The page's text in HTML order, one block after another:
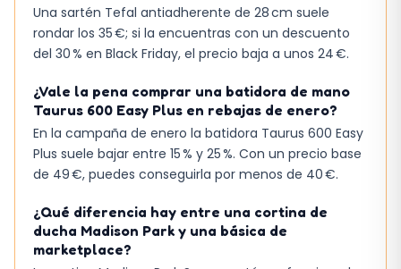
Una sartén Tefal antiadherente de 28 cm suele
rondar los 35 €; si la encuentras con un descuento
del 30 % en Black Friday, el precio baja a unos 24 €.
¿Vale la pena comprar una batidora de mano
Taurus 600 Easy Plus en rebajas de enero?
En la campaña de enero la batidora Taurus 600 Easy
Plus suele bajar entre 15 % y 25 %. Con un precio base
de 49 €, puedes conseguirla por menos de 40 €.
¿Qué diferencia hay entre una cortina de
ducha Madison Park y una básica de
marketplace?